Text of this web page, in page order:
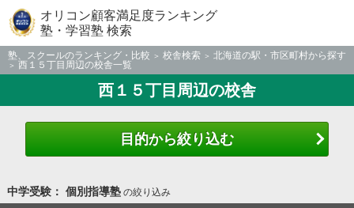
オリコン顧客満足度ランキング
塾・学習塾 検索
塾、スクールのランキング・比較 校舎検索
北海道の駅・市区町村から探す
西１５丁目周辺の校舎一覧
西１５丁目周辺の校舎
目的から絞り込む
中学受験： 個別指導塾の絞り込み